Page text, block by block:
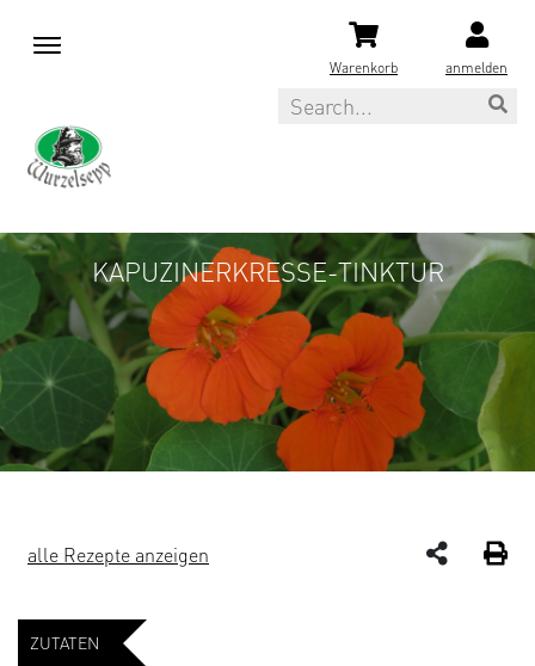
M
Warenkorb anmelden
Search
KAPUZINERKRESSE-TINKTUR
alle Rezepte anzeigen
ZUTATEN